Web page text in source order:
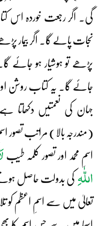
گی۔ اگر رجعت خوردہ اس
نجات پالے گا۔ اگر بیمار
پڑھے تو ہوشیار ہو جائے
جائے گا۔ یہ کتاب روشن
جہان کی نعمتیں
(مندرجہ بالا) مراتب تصور
اسمِ محمد اور تصور کلمہ طیب
اللّٰہِ کی بدولت حاصل
تعالیٰ میں سے اسمِ اعظم کو